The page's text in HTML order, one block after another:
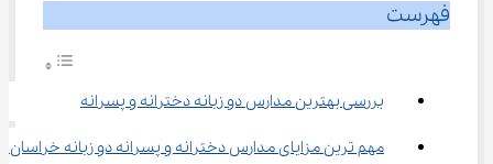
فهرست
بررسی بهترین مدارس دو زبانه دخترانه و پسرانه
مهم ترین مزایای مدارس دخترانه و پسرانه دو زبانه خراسان